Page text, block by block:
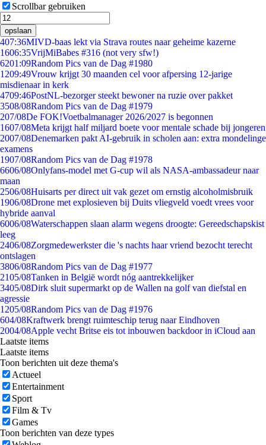
Scrollbar gebruiken
opslaan
407:36MIVD-baas lekt via Strava routes naar geheime kazerne
1606:35VrijMiBabes #316 (not very sfw!)
6201:09Random Pics van de Dag #1980
1209:49Vrouw krijgt 30 maanden cel voor afpersing 12-jarige
misdienaar in kerk
4709:46PostNL-bezorger steekt bewoner na ruzie over pakket
3508/08Random Pics van de Dag #1979
207/08De FOK!Voetbalmanager 2026/2027 is begonnen
1607/08Meta krijgt half miljard boete voor mentale schade bij jongeren
2007/08Denemarken pakt AI-gebruik in scholen aan: extra mondelinge
examens
1907/08Random Pics van de Dag #1978
6606/08Onlyfans-model met G-cup wil als NASA-ambassadeur naar
maan
2506/08Huisarts per direct uit vak gezet om ernstig alcoholmisbruik
1906/08Drone met explosieven bij Duits vliegveld voedt vrees voor
hybride aanval
6006/08Waterschappen slaan alarm wegens droogte: Gereedschapskist
leeg
2406/08Zorgmedewerkster die 's nachts haar vriend bezocht terecht
ontslagen
3806/08Random Pics van de Dag #1977
2105/08Tanken in België wordt nóg aantrekkelijker
3405/08Dirk sluit supermarkt op de Wallen na golf van diefstal en
agressie
1205/08Random Pics van de Dag #1976
604/08Kraftwerk brengt ruimteschip terug naar Eindhoven
2004/08Apple vecht Britse eis tot inbouwen backdoor in iCloud aan
Laatste items
Laatste items
Toon berichten uit deze thema's
Actueel
Entertainment
Sport
Film & Tv
Games
Toon berichten van deze types